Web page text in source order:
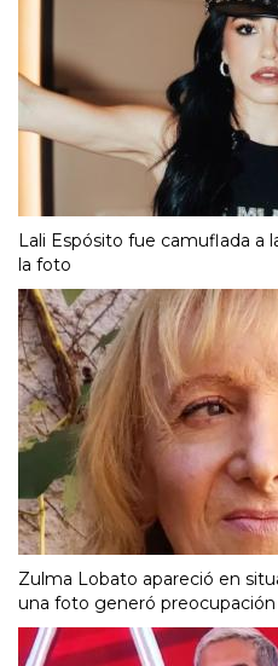
Lali Espósito fue camuflada a
la foto
Zulma Lobato apareció en
una foto generó preocupación